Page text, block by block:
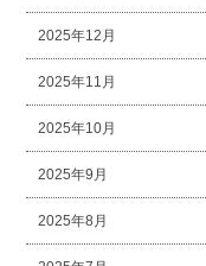
2025年12月
2025年11月
2025年10月
2025年9月
2025年8月